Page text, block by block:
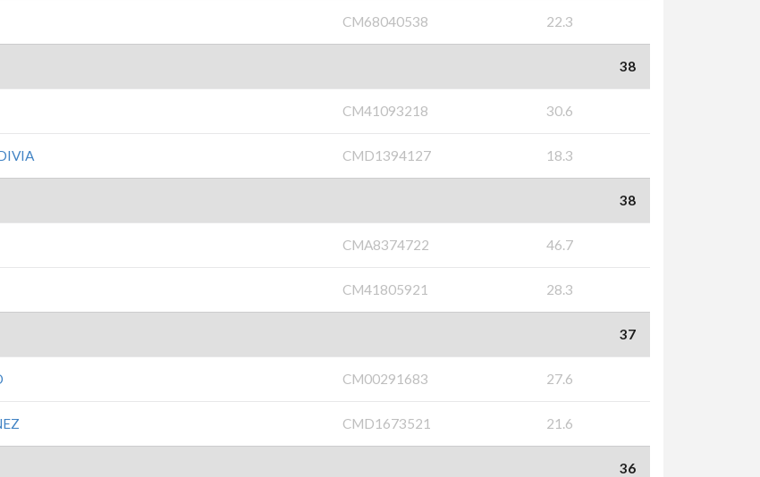
CM68040538 22.3
38
CM41093218 30.6
CMD1394127 18.3
38
CMA8374722 46.7
CM41805921 28.3
37
CM00291683 27.6
CMD1673521 21.6
36